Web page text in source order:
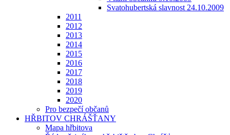
Svatohubertská slavnost 24.10.2009
2011
2012
2013
2014
2015
2016
2017
2018
2019
2020
Pro bezpečí občanů
HŘBITOV CHRÁŠŤANY
Mapa hřbitova